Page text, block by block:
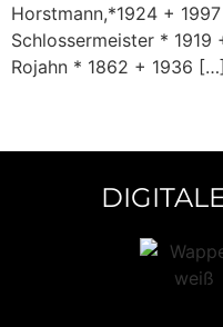
Horstmann,*1924 +
Schlossermeister * 1919
Rojahn * 1862 + 1936 […]